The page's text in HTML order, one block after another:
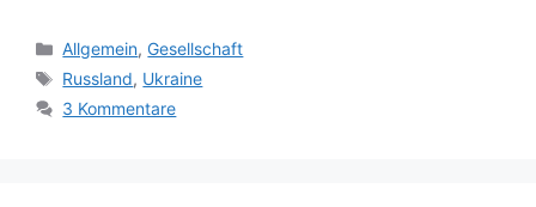
Kategorien
Allgemein,Gesellschaft
Schlagwörter
Russland, Ukraine
3 Kommentare